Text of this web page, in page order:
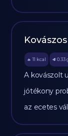
🔥 11 kcal 🥩 0.33
A kovászolt
jótékony
az ecetes